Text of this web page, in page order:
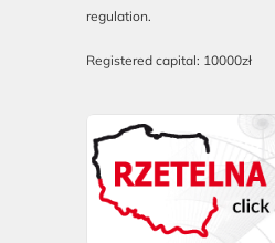
regulation.
Registered capital: 10000zł